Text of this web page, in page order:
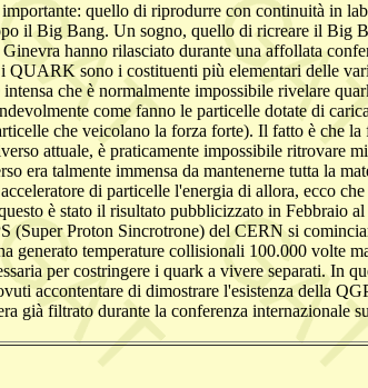
quello di riprodurre con continuità in
il Big Bang. Un sogno, quello di ricreare il Big
hanno rilasciato durante una affollata
sono i costituenti più elementari delle
che è normalmente impossibile rivelare
come fanno le particelle dotate di
che veicolano la forza forte). Il fatto è che
attuale, è praticamente impossibile ritrovare
era talmente immensa da mantenerne tutta la
di particelle l'energia di allora, ecco
è stato il risultato pubblicizzato in Febbraio
(Super Proton Sincrotrone) del CERN si
temperature collisionali 100.000 volte
per costringere i quark a vivere separati. In
accontentare di dimostrare l'esistenza della
già filtrato durante la conferenza